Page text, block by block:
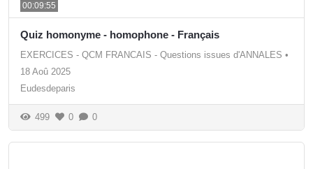
00:09:55
Quiz homonyme - homophone - Français
EXERCICES - QCM FRANCAIS - Questions issues d'ANNALES •
18 Aoû 2025
Eudesdeparis
499 0 0